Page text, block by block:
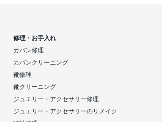
修理・お手入れ
カバン修理
カバンクリーニング
靴修理
靴クリーニング
ジュエリー・アクセサリー修理
ジュエリー・アクセサリーのリメイク